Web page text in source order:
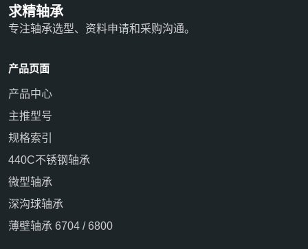
求精轴承
专注轴承选型、资料申请和采购沟通。
产品页面
产品中心
主推型号
规格索引
440C不锈钢轴承
微型轴承
深沟球轴承
薄壁轴承 6704 / 6800